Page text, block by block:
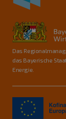
Das
das Bayerische
Energie.